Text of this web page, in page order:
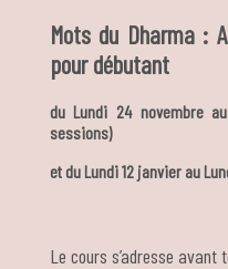
Mots du Dharma :
pour débutant
du Lundi 24 novembre
sessions)
et du Lundi 12 janvier au
Le cours s’adresse avant